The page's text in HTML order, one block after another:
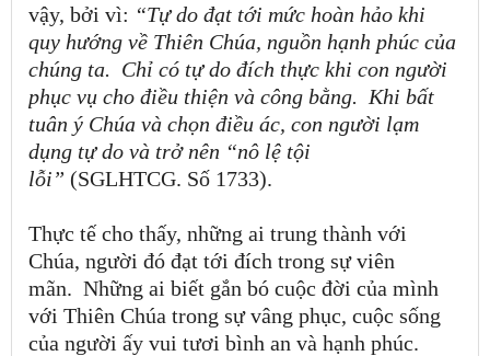
vậy, bởi vì: “Tự do đạt tới mức hoàn hảo khi
quy hướng về Thiên Chúa, nguồn hạnh phúc của
chúng ta. Chỉ có tự do đích thực khi con người
phục vụ cho điều thiện và công bằng. Khi bất
tuân ý Chúa và chọn điều ác, con người lạm
dụng tự do và trở nên “nô lệ tội
lỗi” (SGLHTCG. Số 1733).
Thực tế cho thấy, những ai trung thành với
Chúa, người đó đạt tới đích trong sự viên
mãn. Những ai biết gắn bó cuộc đời của mình
với Thiên Chúa trong sự vâng phục, cuộc sống
của người ấy vui tươi bình an và hạnh phúc.